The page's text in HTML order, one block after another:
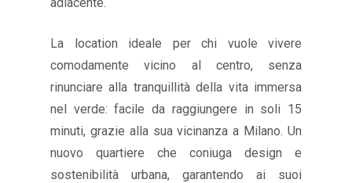
La location ideale per chi vuole vivere
comodamente vicino al centro, senza
rinunciare alla tranquillità della vita immersa
nel verde: facile da raggiungere in soli 15
minuti, grazie alla sua vicinanza a Milano. Un
nuovo quartiere che coniuga design e
sostenibilità urbana, garantendo ai suoi